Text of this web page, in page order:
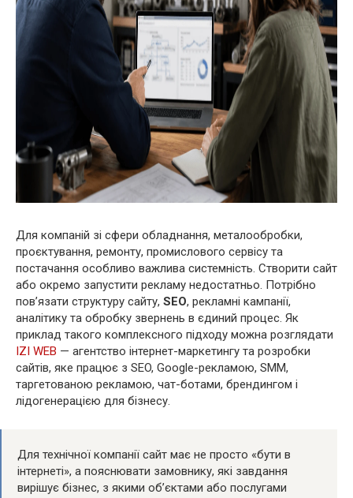
Для компаній зі сфери обладнання, металообробки,
проєктування, ремонту, промислового сервісу та
постачання особливо важлива системність. Створити сайт
або окремо запустити рекламу недостатньо. Потрібно
пов’язати структуру сайту, SEO, рекламні кампанії,
аналітику та обробку звернень в єдиний процес. Як
приклад такого комплексного підходу можна розглядати
IZI WEB — агентство інтернет-маркетингу та розробки
сайтів, яке працює з SEO, Google-рекламою, SMM,
таргетованою рекламою, чат-ботами, брендингом і
лідогенерацією для бізнесу.
Для технічної компанії сайт має не просто «бути в
інтернеті», а пояснювати замовнику, які завдання
вирішує бізнес, з якими об’єктами або послугами